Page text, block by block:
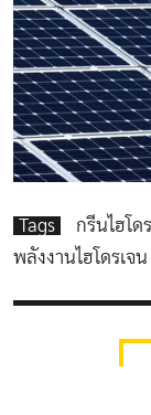
Tags กรีนไฮโด
พลังงานไฮโดรเจน